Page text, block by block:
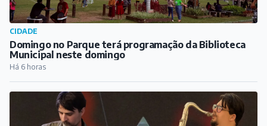
CIDADE
Domingo no Parque terá programação da Biblioteca
Municipal neste domingo
Há 6 horas